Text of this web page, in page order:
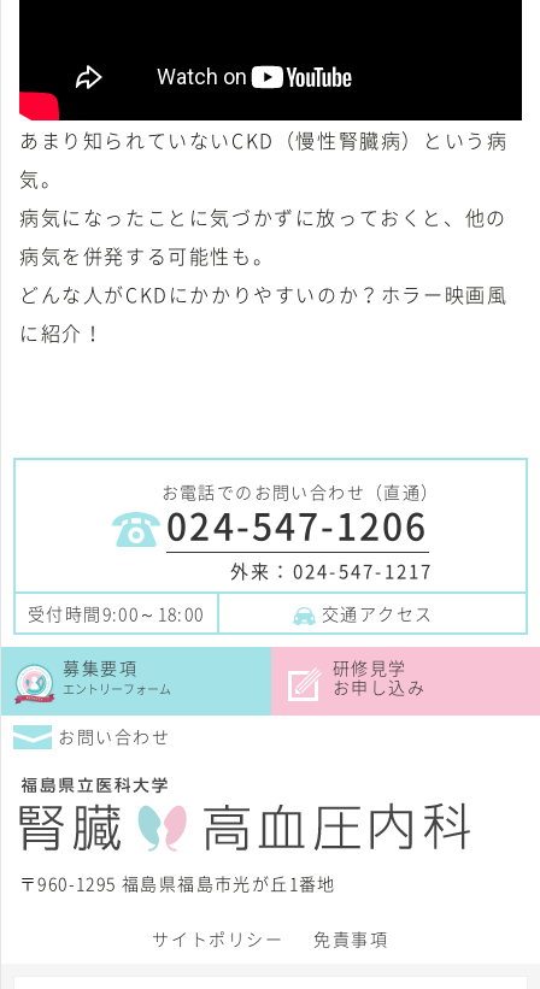
あまり知られていないCKD（慢性腎臓病）という病
気。
病気になったことに気づかずに放っておくと、他の
病気を併発する可能性も。
どんな人がCKDにかかりやすいのか？ホラー映画風
に紹介！
お電話でのお問い合わせ（直通）
024-547-1206
外来： 024-547-1217
受付時間9:00～18:00 交通アクセス
募集要項
エントリーフォーム
研修見学
お申し込み
お問い合わせ
〒960-1295 福島県福島市光が丘1番地
サイトポリシー 免責事項